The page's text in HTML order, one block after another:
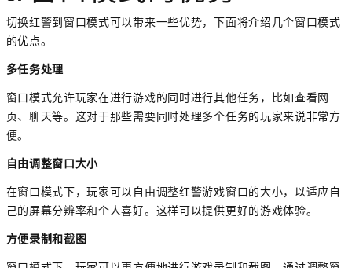
切换红警到窗口模式可以带来一些优势，下面将介绍几个窗口模式
的优点。
多任务处理
窗口模式允许玩家在进行游戏的同时进行其他任务，比如查看网
页、聊天等。这对于那些需要同时处理多个任务的玩家来说非常方
便。
自由调整窗口大小
在窗口模式下，玩家可以自由调整红警游戏窗口的大小，以适应自
己的屏幕分辨率和个人喜好。这样可以提供更好的游戏体验。
方便录制和截图